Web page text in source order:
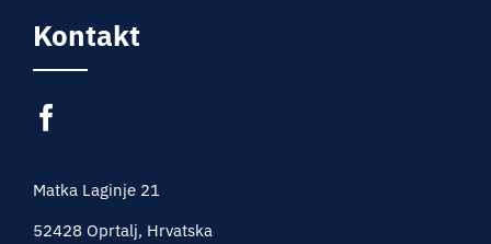
Kontakt
Matka Laginje 21
52428 Oprtalj, Hrvatska